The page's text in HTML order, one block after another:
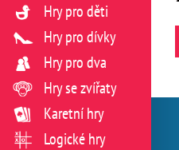
Hry pro děti
Hry pro dívky
Hry pro dva
Hry se zvířaty
Karetní hry
Logické hry